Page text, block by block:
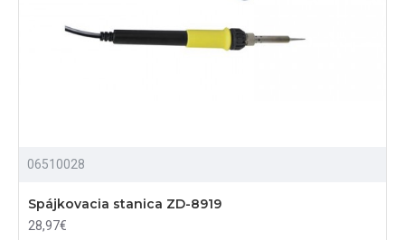
06510028
Spájkovacia stanica ZD-8919
28,97€